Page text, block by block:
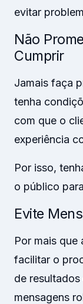
evitar
Não
Cumprir
Jamais faça
tenha
com que o
experiência
Por isso,
o público
Evite
Por mais que
facilitar o
de
mensagens